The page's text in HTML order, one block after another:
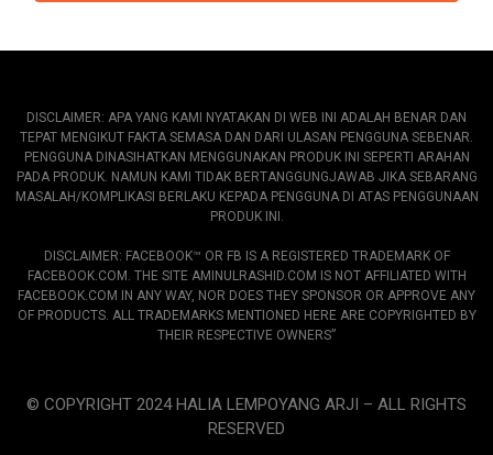
DISCLAIMER: APA YANG KAMI NYATAKAN DI WEB INI ADALAH BENAR DAN
TEPAT MENGIKUT FAKTA SEMASA DAN DARI ULASAN PENGGUNA SEBENAR.
PENGGUNA DINASIHATKAN MENGGUNAKAN PRODUK INI SEPERTI ARAHAN
PADA PRODUK. NAMUN KAMI TIDAK BERTANGGUNGJAWAB JIKA SEBARANG
MASALAH/KOMPLIKASI BERLAKU KEPADA PENGGUNA DI ATAS PENGGUNAAN
PRODUK INI.
DISCLAIMER: FACEBOOK™️ OR FB IS A REGISTERED TRADEMARK OF
FACEBOOK.COM. THE SITE AMINULRASHID.COM IS NOT AFFILIATED WITH
FACEBOOK.COM IN ANY WAY, NOR DOES THEY SPONSOR OR APPROVE ANY
OF PRODUCTS. ALL TRADEMARKS MENTIONED HERE ARE COPYRIGHTED BY
THEIR RESPECTIVE OWNERS”
© COPYRIGHT 2024 HALIA LEMPOYANG ARJI – ALL RIGHTS
RESERVED